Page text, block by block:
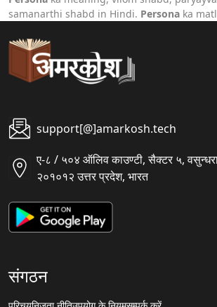
samanarthi shabd in Hindi. Persona ka
support[@]amarkosh.tech
ए-८ / ५०४ ऑलिव काउण्टी, सैक्टर ५, वसुन्धरा,
२०१०१२ उत्तर प्रदेश, भारत
संगठन